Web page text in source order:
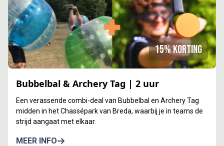
15% korting
Bubbelbal & Archery Tag | 2 uur
Een verassende combi-deal van Bubbelbal en Archery Tag
midden in het Chassépark van Breda, waarbij je in teams de
strijd aangaat met elkaar.
MEER INFO